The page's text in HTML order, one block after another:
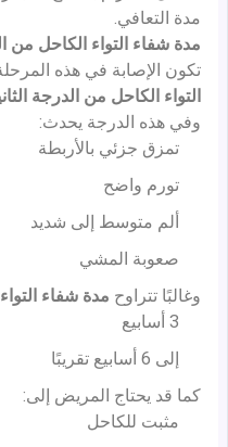
مدة التعافي.
مدة شفاء التواء الكاحل من
تكون الإصابة في هذه
التواء الكاحل من الدرجة
وفي هذه الدرجة يحدث:
تمزق جزئي بالأربطة
تورم واضح
ألم متوسط إلى شديد
صعوبة المشي
وغالبًا تتراوح مدة شفاء
3 أسابيع
إلى 6 أسابيع تقريبًا
كما قد يحتاج المريض إلى:
مثبت للكاحل